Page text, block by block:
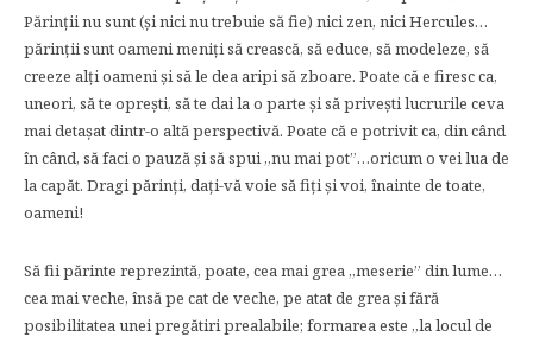
Părinţii nu sunt (și nici nu trebuie să fie) nici zen, nici Hercules…
părinţii sunt oameni meniţi să crească, să educe, să modeleze, să
creeze alţi oameni și să le dea aripi să zboare. Poate că e firesc ca,
uneori, să te oprești, să te dai la o parte și să privești lucrurile ceva
mai detașat dintr-o altă perspectivă. Poate că e potrivit ca, din când
în când, să faci o pauză și să spui „nu mai pot”…oricum o vei lua de
la capăt. Dragi părinţi, daţi-vă voie să fiţi și voi, înainte de toate,
oameni!
Să fii părinte reprezintă, poate, cea mai grea „meserie” din lume…
cea mai veche, însă pe cat de veche, pe atat de grea și fără
posibilitatea unei pregătiri prealabile; formarea este „la locul de